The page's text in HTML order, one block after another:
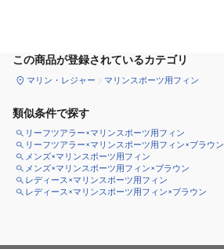
この商品が登録されているカテゴリ
マリン・レジャー マリンスポーツ用フィン
類似条件で探す
リーフツアラー×マリンスポーツ用フィン
リーフツアラー×マリンスポーツ用フィン×ブラウン
メンズ×マリンスポーツ用フィン
メンズ×マリンスポーツ用フィン×ブラウン
レディース×マリンスポーツ用フィン
レディース×マリンスポーツ用フィン×ブラウン